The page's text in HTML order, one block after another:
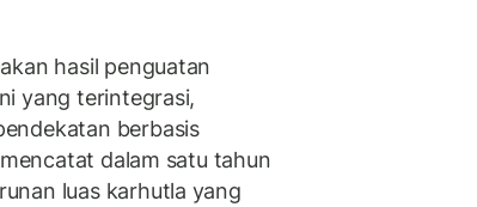
hasil penguatan
yang terintegrasi,
berbasis
dalam satu tahun
luas karhutla yang